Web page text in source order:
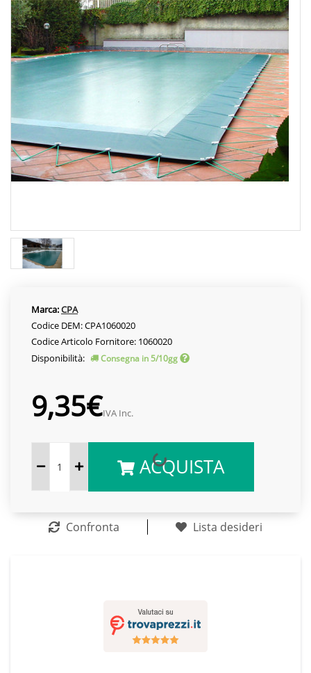
Marca:CPA
Codice DEM: CPA1060020
Codice Articolo Fornitore: 1060020
Disponibilità:
Consegna in 5/10gg
9,35€IVA Inc.
ACQUISTA
Confronta Lista desideri